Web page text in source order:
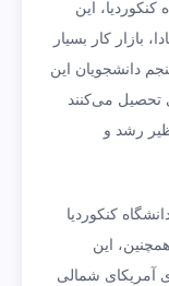
این
بازار کار بسیار
دانشجویان این
تحصیل می‌کنند
رشد و
دانشگاه کنکوردیا
این
کشورهای آمریکای شمالی